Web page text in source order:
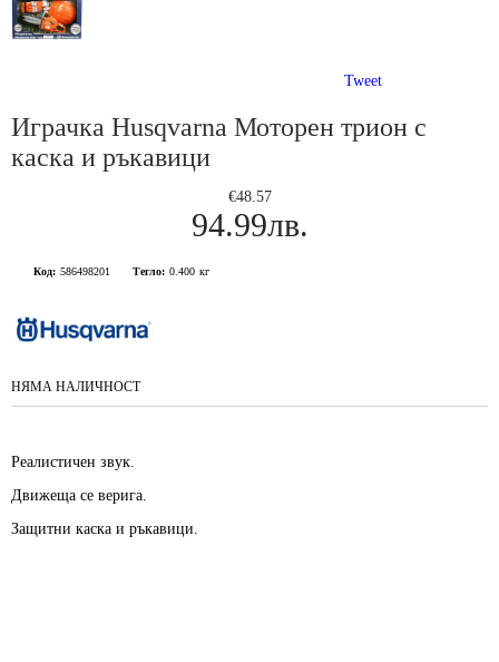
Tweet
Играчка Husqvarna Моторен трион с
каска и ръкавици
€48.57
94.99лв.
Код: 586498201 Тегло: 0.400 кг
НЯМА НАЛИЧНОСТ
Реалистичен звук.
Движеща се верига.
Защитни каска и ръкавици.